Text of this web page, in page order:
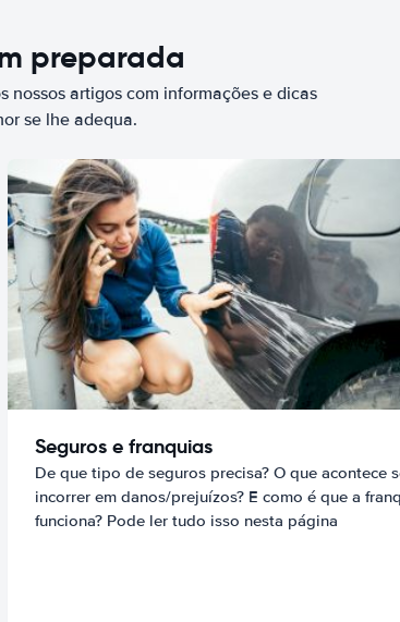
preparada
nossos artigos com informações e dicas
se lhe adequa.
Seguros e franquias
De que tipo de seguros precisa? O que acontece
incorrer em danos/prejuízos? E como é que a
funciona? Pode ler tudo isso nesta página